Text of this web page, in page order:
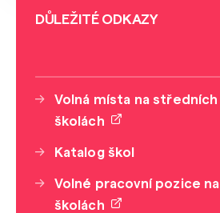
DŮLEŽITÉ ODKAZY
Volná místa na středních
školách
Katalog škol
Volné pracovní pozice na
školách